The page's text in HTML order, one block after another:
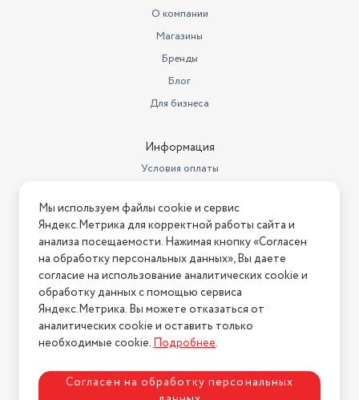
О компании
Магазины
Бренды
Блог
Для бизнеса
Информация
Условия оплаты
Условия возврата
Нашли ошибку на сайте? Напишите нам
2026 © Интернет-магазин "АстМаркет". У нас есть всё!
Политика конфиденциальности
Мы используем файлы cookie и сервис
Яндекс.Метрика для корректной работы сайта и
анализа посещаемости. Нажимая кнопку «Согласен
на обработку персональных данных», Вы даете
согласие на использование аналитических cookie и
обработку данных с помощью сервиса
Яндекс.Метрика. Вы можете отказаться от
аналитических cookie и оставить только
необходимые cookie.Подробнее.
Согласен на обработку персональных